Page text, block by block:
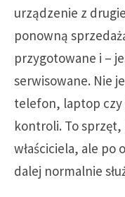
urządzenie z
ponowną
przygotowane i –
serwisowane. Nie
telefon, laptop
kontroli. To sprzęt,
właściciela, ale po
dalej normalnie